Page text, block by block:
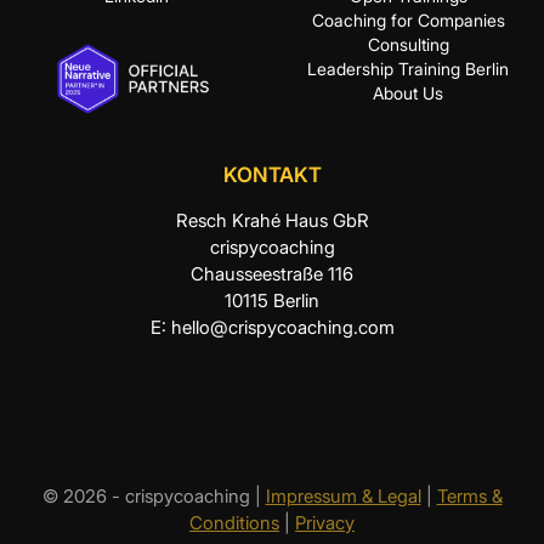
Coaching for Companies
Consulting
Leadership Training Berlin
About Us
KONTAKT
Resch Krahé Haus GbR
crispycoaching
Chausseestraße 116
10115 Berlin
E: hello@crispycoaching.com
© 2026 - crispycoaching | Impressum & Legal| Terms &
Conditions
Privacy